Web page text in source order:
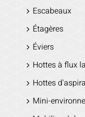
Escabeaux
Étagères
Éviers
Hottes à flux
Hottes
Mini-